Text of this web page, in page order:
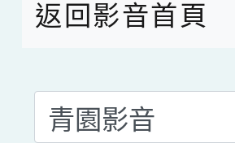
返回影音首頁